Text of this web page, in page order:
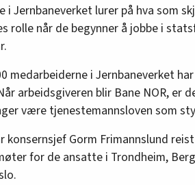
i Jernbaneverket lurer på hva som
rolle når de begynner å jobbe i
medarbeiderne i Jernbaneverket
arbeidsgiveren blir Bane NOR, er
være tjenestemannsloven som
konsernsjef Gorm Frimannslund
for de ansatte i Trondheim,